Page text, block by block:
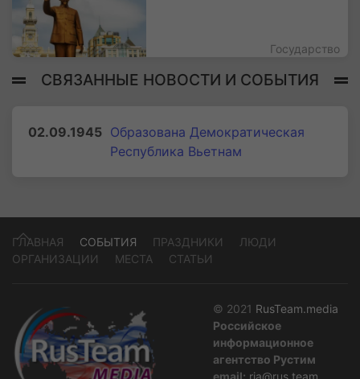
Государство
СВЯЗАННЫЕ НОВОСТИ И СОБЫТИЯ
02.09.1945 Образована Демократическая
Республика Вьетнам
ГЛАВНАЯ СОБЫТИЯ ПРАЗДНИКИ
ЛЮДИ
ОРГАНИЗАЦИИ
МЕСТА СТАТЬИ
© 2021 RusTeam.media
Российское
информационное
агентство Рустим
email: ria@rus.team